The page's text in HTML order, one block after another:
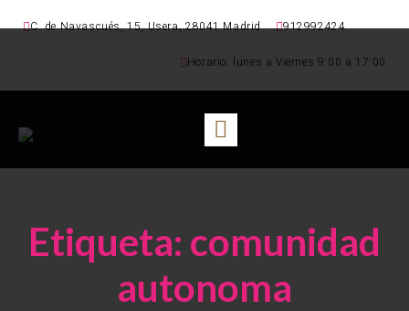
C. de Navascués, 15, Usera, 28041 Madrid 912992424
Horario: lunes a Viernes 9:00 a 17:00
Etiqueta: comunidad
autonoma